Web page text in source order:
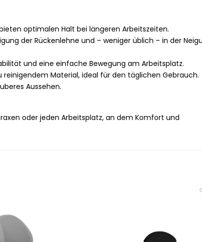
optimalen Halt bei längeren Arbeitszeiten.
der Rückenlehne und – weniger üblich – in der
und eine einfache Bewegung am Arbeitsplatz.
Material, ideal für den täglichen Gebrauch.
Aussehen.
oder jeden Arbeitsplatz, an dem Komfort und